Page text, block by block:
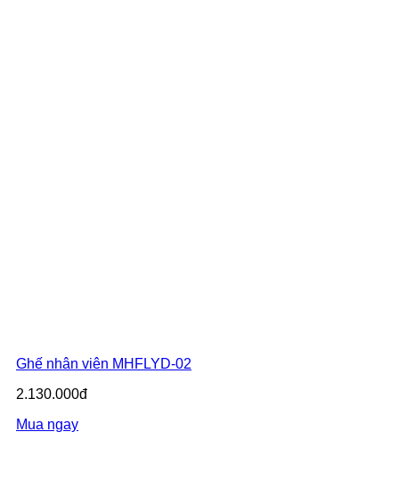
Ghế nhân viên MHFLYD-02
2.130.000đ
Mua ngay